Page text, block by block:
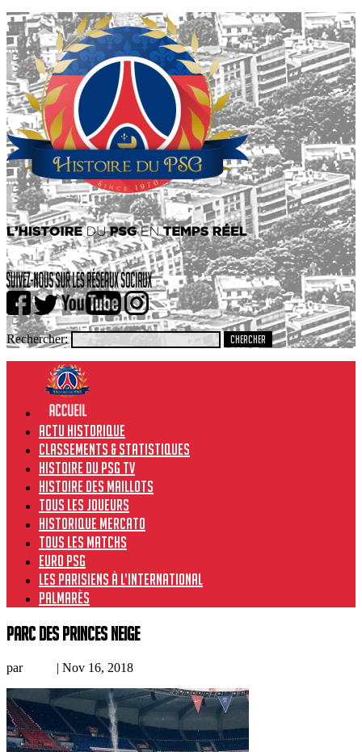
Rechercher:
Actu historique
Classements & Statistiques
Histoire du PSG TV
Histoire des maillots
Tous les joueurs
Historique Mercato
Tous les matchs
Euro PSG
Les Parisiens à l’international
Palmarès
parc des princes neige
par | Nov 16, 2018